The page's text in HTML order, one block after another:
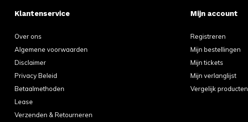
Klantenservice
Over ons
Algemene voorwaarden
Disclaimer
Privacy Beleid
Betaalmethoden
Lease
Verzenden & Retourneren
Mijn account
Registreren
Mijn bestellingen
Mijn tickets
Mijn verlanglijst
Vergelijk producten